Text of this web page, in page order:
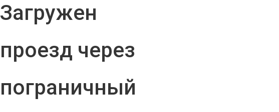
Загружен
проезд через
пограничный